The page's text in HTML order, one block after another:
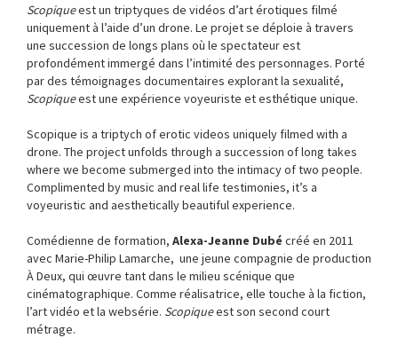
Scopiqueest un triptyques de vidéos d’art érotiques filmé
uniquement à l’aide d’un drone. Le projet se déploie à travers
une succession de longs plans où le spectateur est
profondément immergé dans l’intimité des personnages. Porté
par des témoignages documentaires explorant la sexualité,
Scopiqueest une expérience voyeuriste et esthétique unique.
Scopique is a triptych of erotic videos uniquely filmed with a
drone. The project unfolds through a succession of long takes
where we become submerged into the intimacy of two people.
Complimented by music and real life testimonies, it’s a
voyeuristic and aesthetically beautiful experience.
Comédienne de formation, Alexa-Jeanne Dubé créé en 2011
avec Marie-Philip Lamarche, une jeune compagnie de production
À Deux, qui œuvre tant dans le milieu scénique que
cinématographique. Comme réalisatrice, elle touche à la fiction,
l’art vidéo et la websérie. Scopiqueest son second court
métrage.